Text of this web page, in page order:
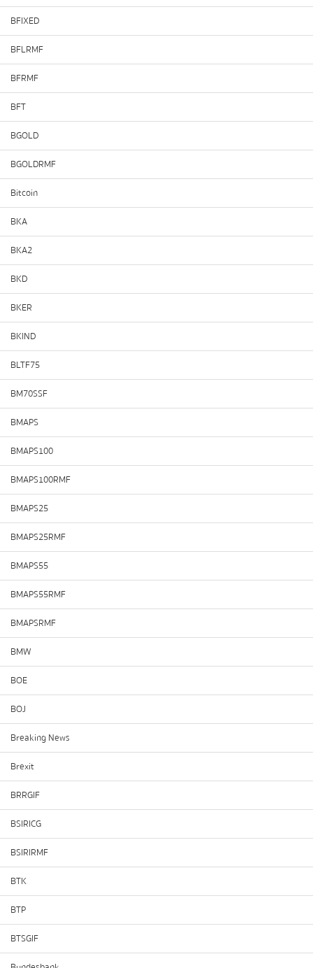
BFIXED
BFLRMF
BFRMF
BFT
BGOLD
BGOLDRMF
Bitcoin
BKA
BKA2
BKD
BKER
BKIND
BLTF75
BM70SSF
BMAPS
BMAPS100
BMAPS100RMF
BMAPS25
BMAPS25RMF
BMAPS55
BMAPS55RMF
BMAPSRMF
BMW
BOE
BOJ
Breaking News
Brexit
BRRGIF
BSIRICG
BSIRIRMF
BTK
BTP
BTSGIF